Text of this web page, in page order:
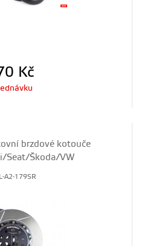
Kč
brzdové kotouče
Seat/Škoda/VW
A2-179SR